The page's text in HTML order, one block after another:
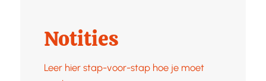
Notities
Leer hier stap-voor-stap hoe je moet